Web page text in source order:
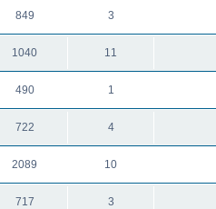
3
849
11
1040
1
490
4
722
10
2089
3
717